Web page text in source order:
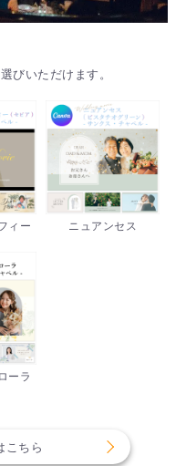
びいただけます。
ィー ニュアンセス
ーラ
こちら